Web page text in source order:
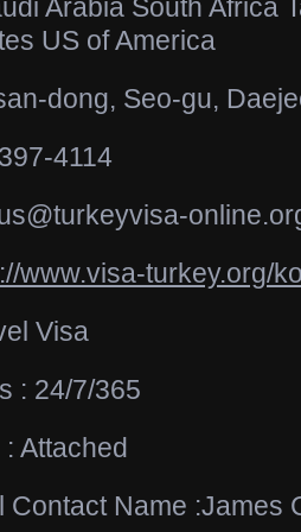
Arabia South Africa
US of America
dong, Seo-gu,
4114
www.visa-turkey.org/
Visa
: 24/7/365
Attached
Contact Name :James